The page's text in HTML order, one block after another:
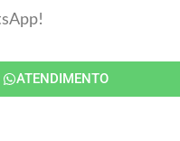
ATENDIMENTO